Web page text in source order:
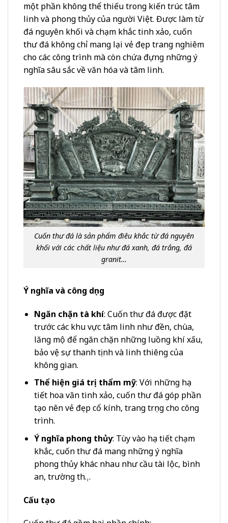
một phần không thể thiếu trong kiến trúc tâm
linh và phong thủy của người Việt. Được làm từ
đá nguyên khối và chạm khắc tinh xảo, cuốn
thư đá không chỉ mang lại vẻ đẹp trang nghiêm
cho các công trình mà còn chứa đựng những ý
nghĩa sâu sắc về văn hóa và tâm linh.
Cuốn thư đá là sản phẩm điêu khắc từ đá nguyên
khối với các chất liệu như đá xanh, đá trắng, đá
granit…
Ý nghĩa và công dụng
Ngăn chặn tà khí: Cuốn thư đá được đặt
trước các khu vực tâm linh như đền, chùa,
lăng mộ để ngăn chặn những luồng khí xấu,
bảo vệ sự thanh tịnh và linh thiêng của
không gian.
Thể hiện giá trị thẩm mỹ: Với những họa
tiết hoa văn tinh xảo, cuốn thư đá góp phần
tạo nên vẻ đẹp cổ kính, trang trọng cho công
trình.
Ý nghĩa phong thủy: Tùy vào họa tiết chạm
khắc, cuốn thư đá mang những ý nghĩa
phong thủy khác nhau như cầu tài lộc, bình
an, trường thọ…
Cấu tạo